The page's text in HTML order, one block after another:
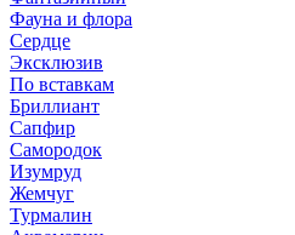
Фауна и флора
Сердце
Эксклюзив
По вставкам
Бриллиант
Сапфир
Самородок
Изумруд
Жемчуг
Турмалин